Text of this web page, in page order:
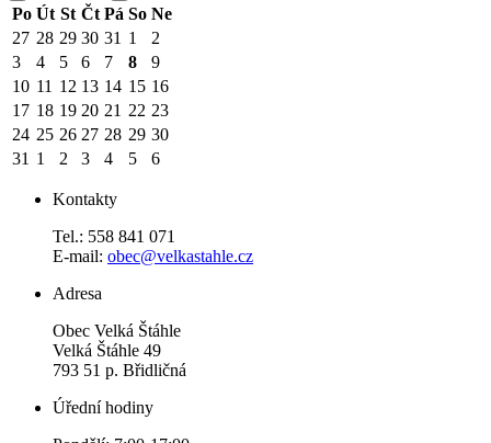
Po Út St Čt Pá So Ne
27 28 29 30 31 1
2
3
4 5 6 7 8
9
10 11 12 13 14 15 16
17 18 19 20 21 22 23
24 25 26 27 28 29 30
31 1 2 3 4 5 6
Kontakty
Tel.: 558 841 071
E-mail: obec@velkastahle.cz
Adresa
Obec Velká Štáhle
Velká Štáhle 49
793 51 p. Břidličná
Úřední hodiny